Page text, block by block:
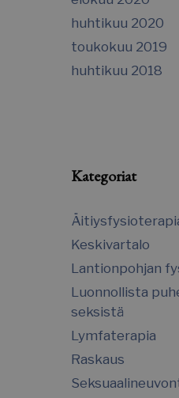
huhtikuu 2020
toukokuu 2019
huhtikuu 2018
Kategoriat
Keskivartalo
Lantionpohjan
Luonnollista
seksistä
Lymfaterapia
Raskaus